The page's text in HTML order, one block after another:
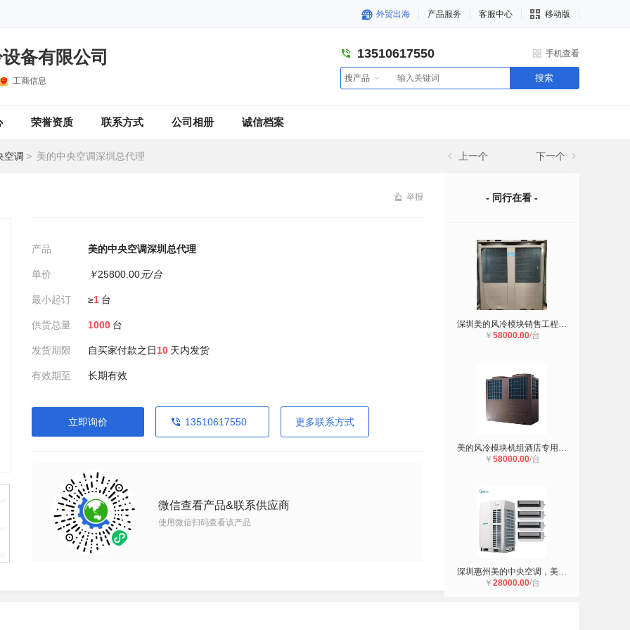
外贸出海 产品服务 客服中心 移动版
备有限公司
工商信息
13510617550 手机查看
搜产品 搜索
荣誉资质 联系方式 公司相册 诚信档案
空调 > 美的中央空调深圳总代理 上一个 下一个
举报
产品 美的中央空调深圳总代理
单价 ￥25800.00元/台
最小起订 ≥1 台
供货总量 1000 台
发货期限 自买家付款之日10 天内发货
有效期至 长期有效
立即询价 13510617550 更多联系方式
微信查看产品&联系供应商
使用微信扫码查看该产品
- 同行在看 -
深圳美的风冷模块销售工程安装
￥ 58000.00/台
美的风冷模块机组酒店专用，深圳东莞
￥ 58000.00/台
深圳惠州美的中央空调，美的中央空调
￥ 28000.00/台